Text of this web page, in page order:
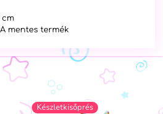
cm
mentes termék
Készletkisőprés